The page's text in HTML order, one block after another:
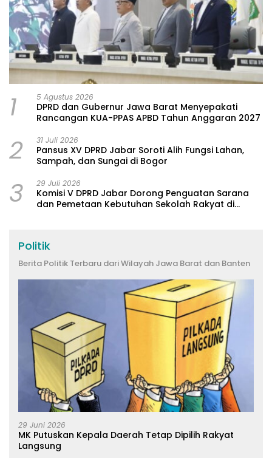
1 5 Agustus 2026
DPRD dan Gubernur Jawa Barat Menyepakati
Rancangan KUA-PPAS APBD Tahun Anggaran 2027
2 31 Juli 2026
Pansus XV DPRD Jabar Soroti Alih Fungsi Lahan,
Sampah, dan Sungai di Bogor
3 29 Juli 2026
Komisi V DPRD Jabar Dorong Penguatan Sarana
dan Pemetaan Kebutuhan Sekolah Rakyat di
Politik
Berita Politik Terbaru dari Wilayah Jawa Barat dan Banten
29 Juni 2026
MK Putuskan Kepala Daerah Tetap Dipilih Rakyat
Langsung